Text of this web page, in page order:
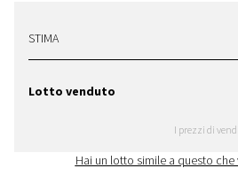
STIMA
Lotto venduto
I prezzi di
Hai un lotto simile a questo che